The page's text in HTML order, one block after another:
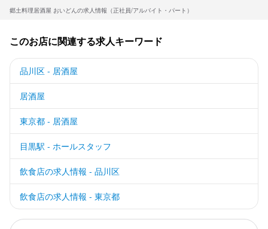
郷土料理居酒屋 おいどんの求人情報（正社員/アルバイト・パート）
このお店に関連する求人キーワード
品川区 - 居酒屋
居酒屋
東京都 - 居酒屋
目黒駅 - ホールスタッフ
飲食店の求人情報 - 品川区
飲食店の求人情報 - 東京都